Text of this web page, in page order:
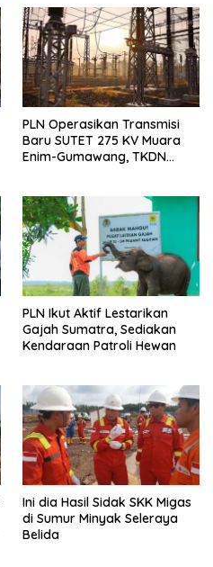
PLN Operasikan Transmisi
Baru SUTET 275 KV Muara
Enim-Gumawang, TKDN
PLN Ikut Aktif Lestarikan
Gajah Sumatra, Sediakan
Kendaraan Patroli Hewan
Ini dia Hasil Sidak SKK Migas
di Sumur Minyak Seleraya
Belida